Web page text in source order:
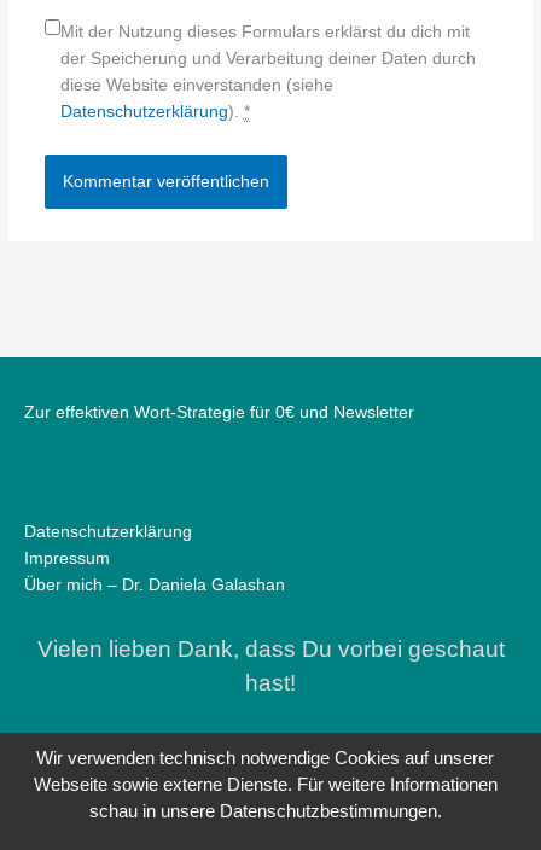
Mit der Nutzung dieses Formulars erklärst du dich mit
der Speicherung und Verarbeitung deiner Daten durch
diese Website einverstanden (siehe
Datenschutzerklärung). *
Zur effektiven Wort-Strategie für 0€ und Newsletter
Datenschutzerklärung
Impressum
Über mich – Dr. Daniela Galashan
Vielen lieben Dank, dass Du vorbei geschaut
hast!
Wir verwenden technisch notwendige Cookies auf unserer
Webseite sowie externe Dienste. Für weitere Informationen
schau in unsere Datenschutzbestimmungen.